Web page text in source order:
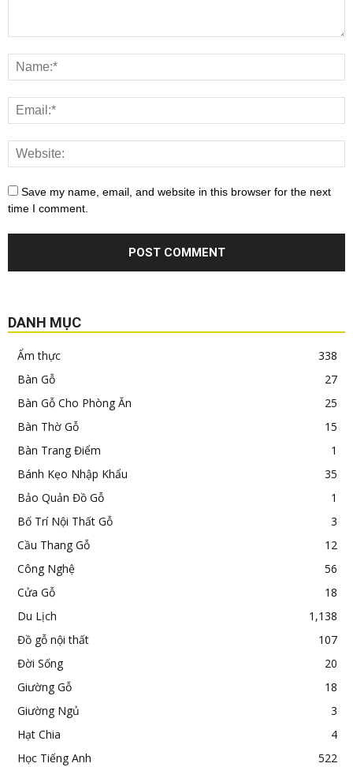
Save my name, email, and website in this browser for the next
time I comment.
DANH MỤC
Ẩm thực
338
Bàn Gỗ
27
Bàn Gỗ Cho Phòng Ăn
25
Bàn Thờ Gỗ
15
Bàn Trang Điểm
1
Bánh Kẹo Nhập Khẩu
35
Bảo Quản Đồ Gỗ
1
Bố Trí Nội Thất Gỗ
3
Cầu Thang Gỗ
12
Công Nghệ
56
Cửa Gỗ
18
Du Lịch
1,138
Đồ gỗ nội thất
107
Đời Sống
20
Giường Gỗ
18
Giường Ngủ
3
Hạt Chia
4
Học Tiếng Anh
522